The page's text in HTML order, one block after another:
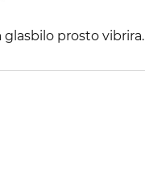
prosto vibrira.